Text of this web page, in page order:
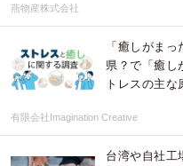
燕物産株式会社
「癒しがま
県？で「癒し
トレスの主
有限会社Imagination Creative
台湾や自社工